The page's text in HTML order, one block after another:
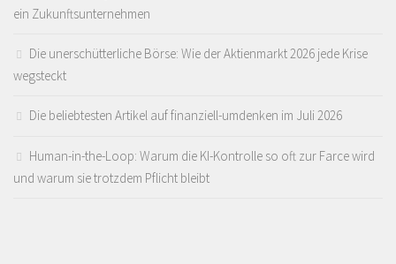
ein Zukunftsunternehmen
Die unerschütterliche Börse: Wie der Aktienmarkt 2026 jede Krise
wegsteckt
Die beliebtesten Artikel auf finanziell-umdenken im Juli 2026
Human-in-the-Loop: Warum die KI-Kontrolle so oft zur Farce wird
und warum sie trotzdem Pflicht bleibt